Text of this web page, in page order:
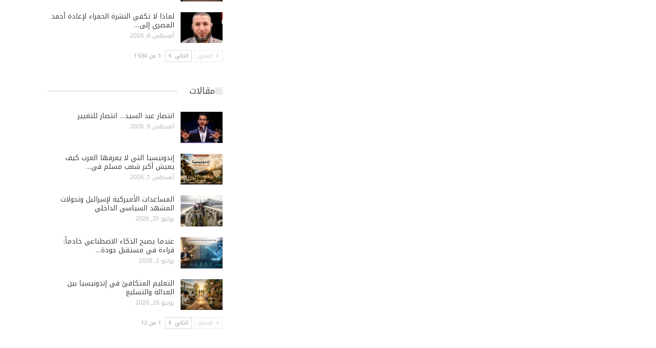
لماذا لا تكفي النشرة الحمراء لإعادة أحمد
المصري إلى…
أغسطس 6, 2026
السابق التالي 1 من 1٬630
مقالات
انتصار عبد السيد… انتصار للتغيير
أغسطس 6, 2026
إندونيسيا التي لا يعرفها العرب كيف
يعيش أكبر شعب مسلم في…
أغسطس 1, 2026
المساعدات الأميركية لإسرائيل وتحولات
المشهد السياسي الداخلي
يوليو 25, 2026
عندما يصبح الذكاء الاصطناعي خادماً:
قراءة في مستقبل جودة…
يوليو 2, 2026
التعليم المتكافئ في إندونيسيا بين
العدالة والتسليع
يونيو 26, 2026
السابق التالي 1 من 12